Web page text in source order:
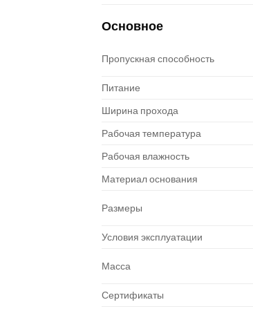
Основное
Пропускная способность
Питание
Ширина прохода
Рабочая температура
Рабочая влажность
Материал основания
Размеры
Условия эксплуатации
Масса
Сертификаты